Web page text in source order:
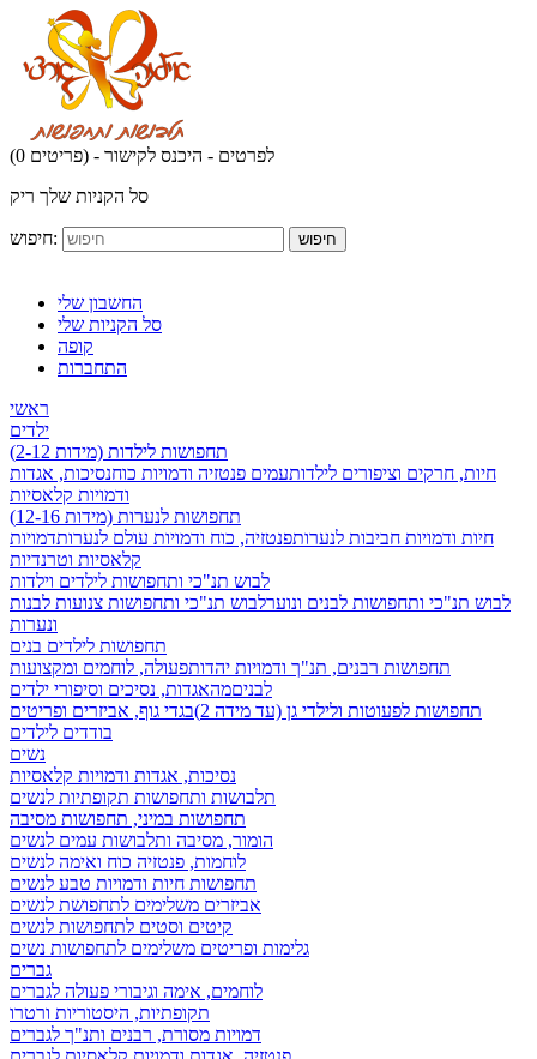
(0 פריטים) - לפרטים - היכנס לקישור
סל הקניות שלך ריק
חיפוש: חיפוש
החשבון שלי
סל הקניות שלי
קופה
התחברות
ראשי
ילדים
תחפושות לילדות (מידות 2-12)
חיות, חרקים וציפורים לילדותעמים פנטזיה ודמויות כוחנסיכות, אגדות
ודמויות קלאסיות
תחפושות לנערות (מידות 12-16)
חיות ודמויות חביבות לנערותפנטזיה, כוח ודמויות עולם לנערותדמויות
קלאסיות וטרנדיות
לבוש תנ"כי ותחפושות לילדים וילדות
לבוש תנ"כי ותחפושות לבנים ונוערלבוש תנ"כי ותחפושות צנועות לבנות
ונערות
תחפושות לילדים בנים
תחפושות רבנים, תנ"ך ודמויות יהדותפעולה, לוחמים ומקצועות
לבניםמהאגדות, נסיכים וסיפורי ילדים
תחפושות לפעוטות ולילדי גן (עד מידה 2)
בגדי גוף, אביזרים ופריטים
בודדים לילדים
נשים
נסיכות, אגדות ודמויות קלאסיות
תלבושות ותחפושות תקופתיות לנשים
תחפושות במיני, תחפושות מסיבה
הומור, מסיבה ותלבושות עמים לנשים
לוחמות, פנטזיה כוח ואימה לנשים
תחפושות חיות ודמויות טבע לנשים
אביזרים משלימים לתחפושת לנשים
קיטים וסטים לתחפושות לנשים
גלימות ופריטים משלימים לתחפושות נשים
גברים
לוחמים, אימה וגיבורי פעולה לגברים
תקופתיות, היסטוריות ורטרו
דמויות מסורת, רבנים ותנ"ך לגברים